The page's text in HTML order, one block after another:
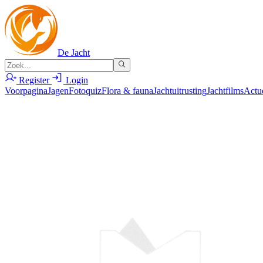
De Jacht
Register
Login
VoorpaginaJagenFotoquizFlora & faunaJachtuitrustingJachtfilms